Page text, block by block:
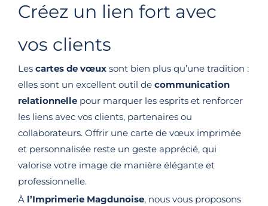
Créez un lien fort avec
vos clients
Les cartes de vœux sont bien plus qu’une tradition :
elles sont un excellent outil de communication
relationnelle pour marquer les esprits et renforcer
les liens avec vos clients, partenaires ou
collaborateurs. Offrir une carte de vœux imprimée
et personnalisée reste un geste apprécié, qui
valorise votre image de manière élégante et
professionnelle.
À l’Imprimerie Magdunoise, nous vous proposons